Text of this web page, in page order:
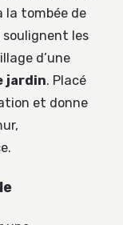
la tombée de
soulignent les
d’une
jardin. Placé
et donne